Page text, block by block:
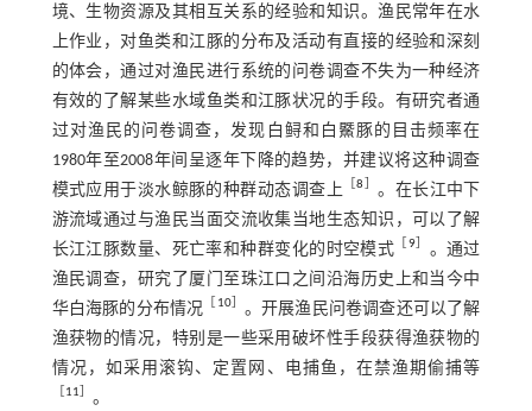
境、生物资源及其相互关系的经验和知识。渔民常年在水
上作业，对鱼类和江豚的分布及活动有直接的经验和深刻
的体会，通过对渔民进行系统的问卷调查不失为一种经济
有效的了解某些水域鱼类和江豚状况的手段。有研究者通
过对渔民的问卷调查，发现白鲟和白鱀豚的目击频率在
1980年至2008年间呈逐年下降的趋势，并建议将这种调查
模式应用于淡水鲸豚的种群动态调查上 ［8］ 。在长江中下
游流域通过与渔民当面交流收集当地生态知识，可以了解
长江江豚数量、死亡率和种群变化的时空模式 ［9］ 。通过
渔民调查，研究了厦门至珠江口之间沿海历史上和当今中
华白海豚的分布情况 ［ 10］ 。开展渔民问卷调查还可以了解
渔获物的情况，特别是一些采用破坏性手段获得渔获物的
情况，如采用滚钩、定置网、电捕鱼，在禁渔期偷捕等
［11］ 。